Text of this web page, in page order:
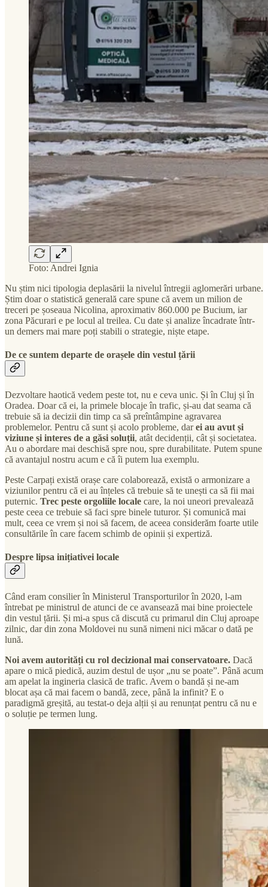
Foto: Andrei Ignia
Nu știm nici tipologia deplasării la nivelul întregii aglomerări urbane.
Știm doar o statistică generală care spune că avem un milion de
treceri pe șoseaua Nicolina, aproximativ 860.000 pe Bucium, iar
zona Păcurari e pe locul al treilea. Cu date și analize încadrate într-
un demers mai mare poți stabili o strategie, niște etape.
De ce suntem departe de orașele din vestul țării
Dezvoltare haotică vedem peste tot, nu e ceva unic. Și în Cluj și în
Oradea. Doar că ei, la primele blocaje în trafic, și-au dat seama că
trebuie să ia decizii din timp ca să preîntâmpine agravarea
problemelor. Pentru că sunt și acolo probleme, darei au avut și
viziune și interes de a găsi soluții, atât decidenții, cât și societatea.
Au o abordare mai deschisă spre nou, spre durabilitate. Putem spune
că avantajul nostru acum e că îi putem lua exemplu.
Peste Carpați există orașe care colaborează, există o armonizare a
viziunilor pentru că ei au înțeles că trebuie să te unești ca să fii mai
puternic. Trec peste orgoliile locale care, la noi uneori prevalează
peste ceea ce trebuie să faci spre binele tuturor. Și comunică mai
mult, ceea ce vrem și noi să facem, de aceea considerăm foarte utile
consultările în care facem schimb de opinii și expertiză.
Despre lipsa inițiativei locale
Când eram consilier în Ministerul Transporturilor în 2020, l-am
întrebat pe ministrul de atunci de ce avansează mai bine proiectele
din vestul țării. Și mi-a spus că discută cu primarul din Cluj aproape
zilnic, dar din zona Moldovei nu sună nimeni nici măcar o dată pe
lună.
Noi avem autorități cu rol decizional mai conservatoare. Dacă
apare o mică piedică, auzim destul de ușor „nu se poate”. Până acum
am apelat la ingineria clasică de trafic. Avem o bandă și ne-am
blocat așa că mai facem o bandă, zece, până la infinit? E o
paradigmă greșită, au testat-o deja alții și au renunțat pentru că nu e
o soluție pe termen lung.